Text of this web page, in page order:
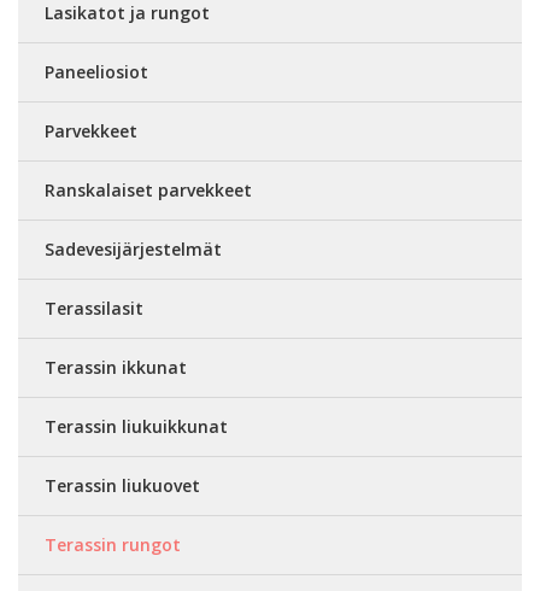
Lasikatot ja rungot
Paneeliosiot
Parvekkeet
Ranskalaiset parvekkeet
Sadevesijärjestelmät
Terassilasit
Terassin ikkunat
Terassin liukuikkunat
Terassin liukuovet
Terassin rungot